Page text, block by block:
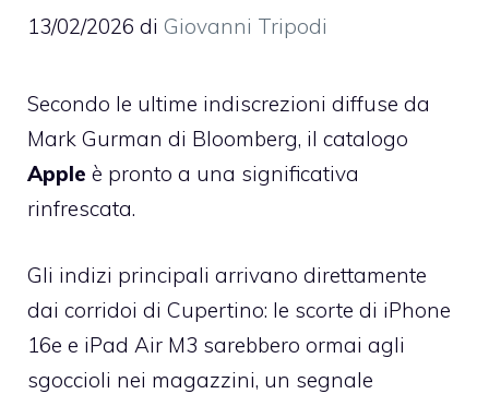
13/02/2026 di Giovanni Tripodi
Secondo le ultime indiscrezioni diffuse da
Mark Gurman di Bloomberg, il catalogo
Apple è pronto a una significativa
rinfrescata.
Gli indizi principali arrivano direttamente
dai corridoi di Cupertino: le scorte di iPhone
16e e iPad Air M3 sarebbero ormai agli
sgoccioli nei magazzini, un segnale